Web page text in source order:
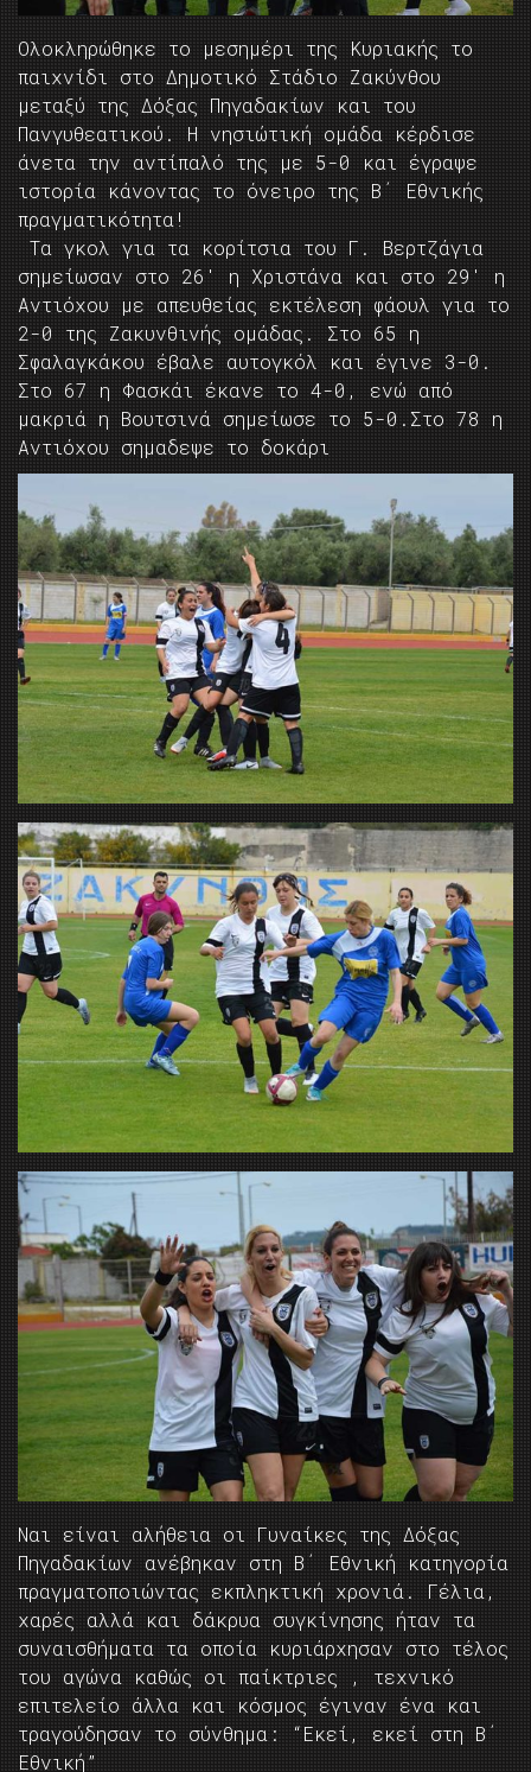
Ολοκληρώθηκε το μεσημέρι της Κυριακής το
παιχνίδι στο Δημοτικό Στάδιο Ζακύνθου
μεταξύ της Δόξας Πηγαδακίων και του
Πανγυθεατικού. Η νησιώτική ομάδα κέρδισε
άνετα την αντίπαλό της με 5-0 και έγραψε
ιστορία κάνοντας το όνειρο της Β΄ Εθνικής
πραγματικότητα!
Τα γκολ για τα κορίτσια του Γ. Βερτζάγια
σημείωσαν στο 26′ η Χριστάνα και στο 29′ η
Αντιόχου με απευθείας εκτέλεση φάουλ για το
2-0 της Ζακυνθινής ομάδας. Στο 65 η
Σφαλαγκάκου έβαλε αυτογκόλ και έγινε 3-0.
Στο 67 η Φασκάι έκανε το 4-0, ενώ από
μακριά η Βουτσινά σημείωσε το 5-0.Στο 78 η
Αντιόχου σημαδεψε το δοκάρι
Ναι είναι αλήθεια οι Γυναίκες της Δόξας
Πηγαδακίων ανέβηκαν στη Β΄ Εθνική κατηγορία
πραγματοποιώντας εκπληκτική χρονιά. Γέλια,
χαρές αλλά και δάκρυα συγκίνησης ήταν τα
συναισθήματα τα οποία κυριάρχησαν στο τέλος
του αγώνα καθώς οι παίκτριες , τεχνικό
επιτελείο άλλα και κόσμος έγιναν ένα και
τραγούδησαν το σύνθημα: “Eκεί, εκεί στη Β΄
Εθνική”